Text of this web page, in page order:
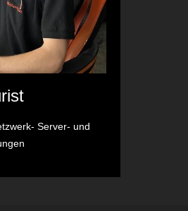
Server- und